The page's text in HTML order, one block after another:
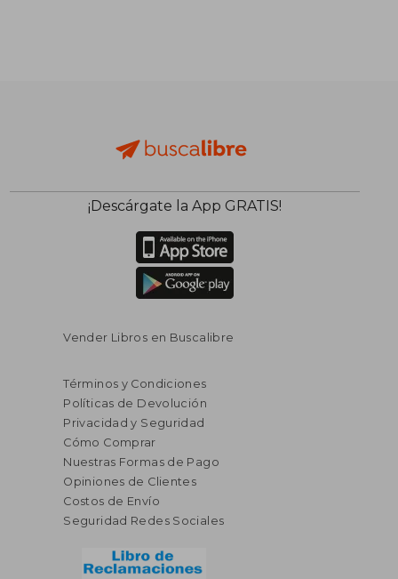
¡Descárgate la App GRATIS!
Vender Libros en Buscalibre
Términos y Condiciones
Políticas de Devolución
Privacidad y Seguridad
Cómo Comprar
Nuestras Formas de Pago
Opiniones de Clientes
Costos de Envío
Seguridad Redes Sociales